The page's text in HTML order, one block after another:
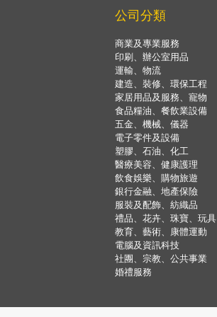
公司分類
商業及專業服務
印刷、辦公室用品
運輸、物流
建造、裝修、環保工程
家居用品及服務、寵物
食品糧油、餐飲業設備
五金、機械、儀器
電子零件及設備
塑膠、石油、化工
醫療美容、健康護理
飲食娛樂、購物旅遊
銀行金融、地產保險
服裝及配飾、紡織品
禮品、花卉、珠寶、玩具
教育、藝術、康體運動
電腦及資訊科技
社團、宗教、公共事業
婚禮服務